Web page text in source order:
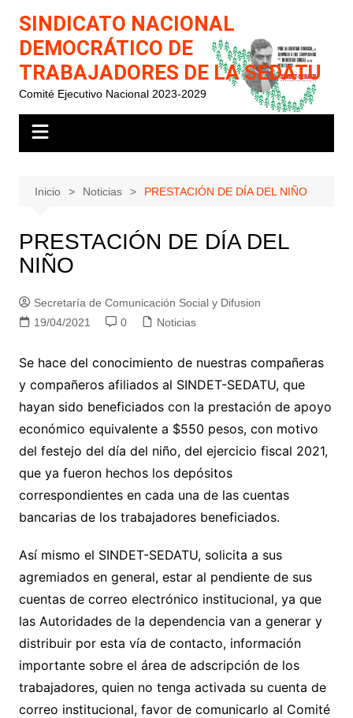
contenido
SINDICATO NACIONAL
DEMOCRÁTICO DE
TRABAJADORES DE LA SEDATU
Comité Ejecutivo Nacional 2023-2029
Inicio Noticias PRESTACIÓN DE DÍA DEL NIÑO
PRESTACIÓN DE DÍA DEL
NIÑO
Secretaría de Comunicación Social y Difusion
19/04/2021
0 Noticias
Se hace del conocimiento de nuestras compañeras
y compañeros afiliados al SINDET-SEDATU, que
hayan sido beneficiados con la prestación de apoyo
económico equivalente a $550 pesos, con motivo
del festejo del día del niño, del ejercicio fiscal 2021,
que ya fueron hechos los depósitos
correspondientes en cada una de las cuentas
bancarias de los trabajadores beneficiados.
Así mismo el SINDET-SEDATU, solicita a sus
agremiados en general, estar al pendiente de sus
cuentas de correo electrónico institucional, ya que
las Autoridades de la dependencia van a generar y
distribuir por esta vía de contacto, información
importante sobre el área de adscripción de los
trabajadores, quien no tenga activada su cuenta de
correo institucional, favor de comunicarlo al Comité